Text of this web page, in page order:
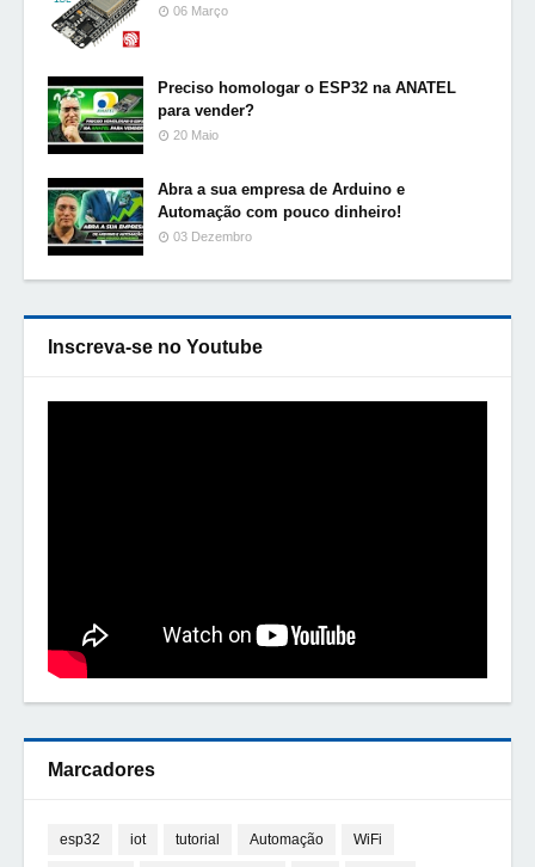
06 Março
Preciso homologar o ESP32 na ANATEL
para vender?
20 Maio
Abra a sua empresa de Arduino e
Automação com pouco dinheiro!
03 Dezembro
Inscreva-se no Youtube
Marcadores
esp32 iot tutorial Automação WiFi